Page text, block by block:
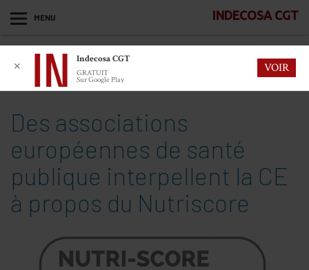
MENU INDECOSA CGT
Des associations
européennes de santé
publique interpellent la CE
à propos du Nutriscore
✕
Indecosa CGT
GRATUIT
Sur Google Play
VOIR